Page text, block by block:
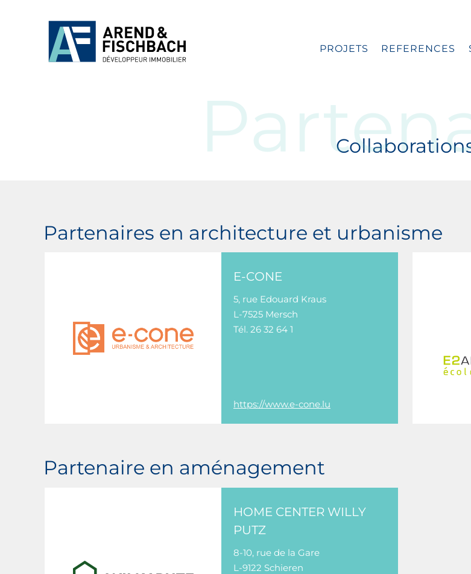
PROJETS REFERENCES
Partenaires en architecture et urbanisme
E-CONE
5, rue Edouard Kraus
L-7525 Mersch
Tél. 26 32 64 1
https://www.e-cone.lu
Partenaire en aménagement
HOME CENTER WILLY
PUTZ
8-10, rue de la Gare
L-9122 Schieren